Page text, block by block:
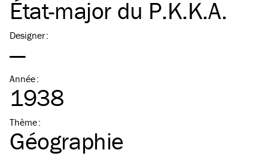
État-major du P.K.K.A.
Designer:
—
Année:
1938
Thème:
Géographie